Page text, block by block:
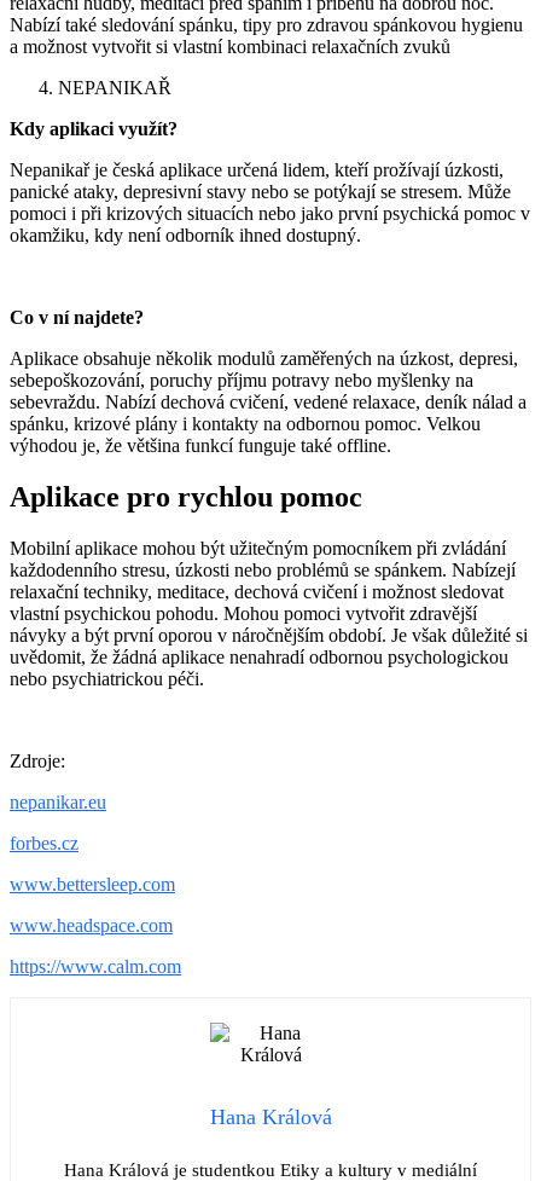
Nabízí také sledování spánku, tipy pro zdravou spánkovou hygienu
a možnost vytvořit si vlastní kombinaci relaxačních zvuků
NEPANIKAŘ
Kdy aplikaci využít?
Nepanikař je česká aplikace určená lidem, kteří prožívají úzkosti,
panické ataky, depresivní stavy nebo se potýkají se stresem. Může
pomoci i při krizových situacích nebo jako první psychická pomoc v
okamžiku, kdy není odborník ihned dostupný.
Co v ní najdete?
Aplikace obsahuje několik modulů zaměřených na úzkost, depresi,
sebepoškozování, poruchy příjmu potravy nebo myšlenky na
sebevraždu. Nabízí dechová cvičení, vedené relaxace, deník nálad a
spánku, krizové plány i kontakty na odbornou pomoc. Velkou
výhodou je, že většina funkcí funguje také offline.
Aplikace pro rychlou pomoc
Mobilní aplikace mohou být užitečným pomocníkem při zvládání
každodenního stresu, úzkosti nebo problémů se spánkem. Nabízejí
relaxační techniky, meditace, dechová cvičení i možnost sledovat
vlastní psychickou pohodu. Mohou pomoci vytvořit zdravější
návyky a být první oporou v náročnějším období. Je však důležité si
uvědomit, že žádná aplikace nenahradí odbornou psychologickou
nebo psychiatrickou péči.
Zdroje:
nepanikar.eu
forbes.cz
www.bettersleep.com
www.headspace.com
https://www.calm.com
Hana Králová
Hana Králová je studentkou Etiky a kultury v mediální